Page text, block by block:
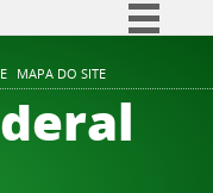
MAPA DO SITE
Comunica BR
Participe